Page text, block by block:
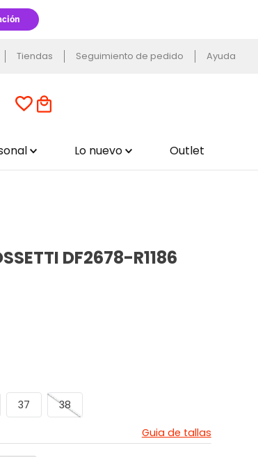
Tiendas Seguimiento de pedido Ayuda
Lo nuevo Outlet
DF2678-R1186
37
38
Guia de tallas